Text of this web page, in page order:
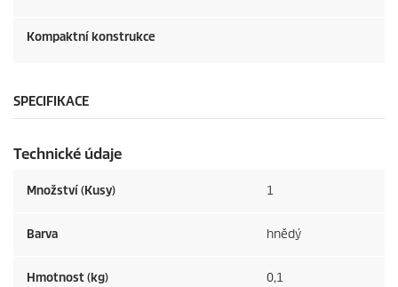
Kompaktní konstrukce
SPECIFIKACE
Technické údaje
Množství (Kusy) 1
Barva hnědý
Hmotnost (kg) 0,1